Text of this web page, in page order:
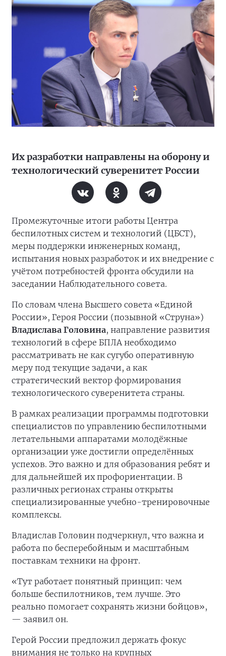
Их разработки направлены на оборону и
технологический суверенитет России
Промежуточные итоги работы Центра
беспилотных систем и технологий (ЦБСТ),
меры поддержки инженерных команд,
испытания новых разработок и их внедрение с
учётом потребностей фронта обсудили на
заседании Наблюдательного совета.
По словам члена Высшего совета «Единой
России», Героя России (позывной «Струна»)
Владислава Головина, направление развития
технологий в сфере БПЛА необходимо
рассматривать не как сугубо оперативную
меру под текущие задачи, а как
стратегический вектор формирования
технологического суверенитета страны.
В рамках реализации программы подготовки
специалистов по управлению беспилотными
летательными аппаратами молодёжные
организации уже достигли определённых
успехов. Это важно и для образования ребят и
для дальнейшей их профориентации. В
различных регионах страны открыты
специализированные учебно-тренировочные
комплексы.
Владислав Головин подчеркнул, что важна и
работа по бесперебойным и масштабным
поставкам техники на фронт.
«Тут работает понятный принцип: чем
больше беспилотников, тем лучше. Это
реально помогает сохранять жизни бойцов»,
— заявил он.
Герой России предложил держать фокус
внимания не только на крупных